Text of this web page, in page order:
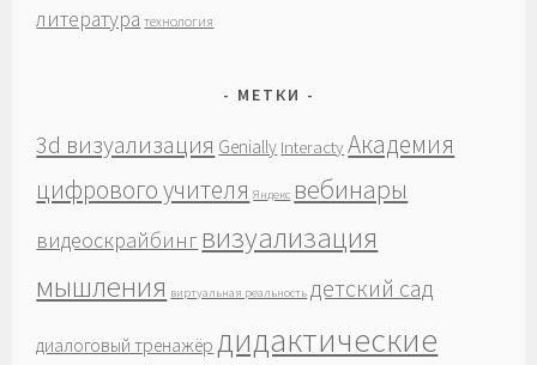
литература технология
МЕТКИ
3d визуализация Genially Interacty Академия
цифрового учителя Яндекс вебинары
видеоскрайбинг визуализация
мышления виртуальная реальность детский сад
диалоговый тренажёр дидактические